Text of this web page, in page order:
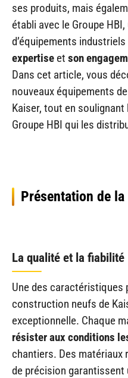
ses produits, mais
établi avec le Groupe
d’équipements
expertise et son
Dans cet article, vous
nouveaux équipements
Kaiser, tout en soulignant
Groupe HBI qui les
Présentation de
La qualité et la fiabilité
Une des caractéristiques
construction neufs de
exceptionnelle. Chaque
résister aux conditions
chantiers. Des
de précision garantissent